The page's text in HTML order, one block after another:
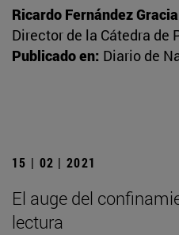
Ricardo Fernández Gracia
Director de la Cátedra de
Publicado en: Diario de
15 | 02 | 2021
El auge del
lectura